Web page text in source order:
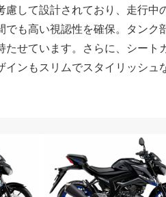
して設計されており、走行中
も高い視認性を確保。タンク
せています。さらに、シート
ンもスリムでスタイリッシュ